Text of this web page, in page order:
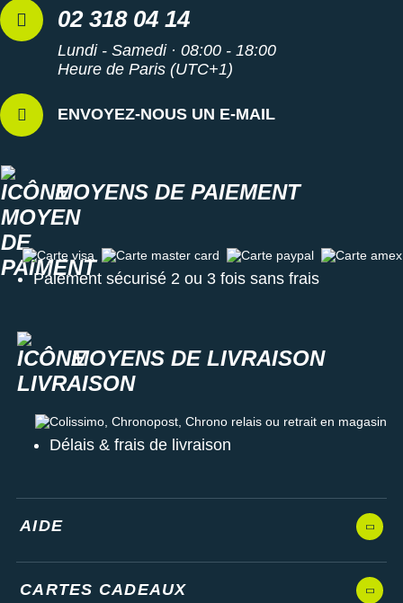
02 318 04 14
Lundi - Samedi · 08:00 - 18:00
Heure de Paris (UTC+1)
ENVOYEZ-NOUS UN E-MAIL
MOYENS DE PAIEMENT
Carte visa Carte master card Carte paypal Carte amex
Paiement sécurisé 2 ou 3 fois sans frais
MOYENS DE LIVRAISON
Colissimo, Chronopost, Chrono relais ou retrait en magasin
Délais & frais de livraison
AIDE
CARTES CADEAUX